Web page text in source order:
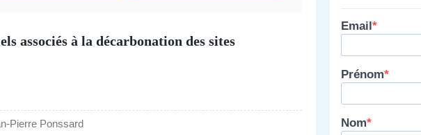
associés à la décarbonation des sites
Pierre Ponssard
Email
Prénom
Nom